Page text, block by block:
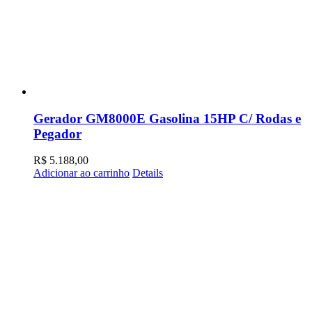
Gerador GM8000E Gasolina 15HP C/ Rodas e
Pegador
R$ 5.188,00
Adicionar ao carrinho Details